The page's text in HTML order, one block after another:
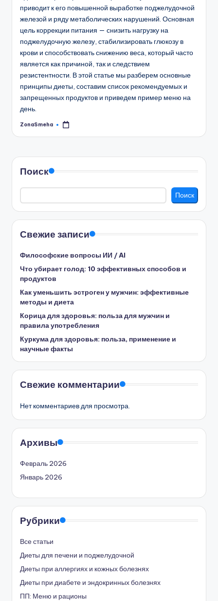
приводит к его повышенной выработке поджелудочной
железой и ряду метаболических нарушений. Основная
цель коррекции питания — снизить нагрузку на
поджелудочную железу, стабилизировать глюкозу в
крови и способствовать снижению веса, который часто
является как причиной, так и следствием
резистентности. В этой статье мы разберем основные
принципы диеты, составим список рекомендуемых и
запрещенных продуктов и приведем пример меню на
день.
Запись
ZonaSmeha
Поиск
Поиск
Свежие записи
Философские вопросы ИИ / AI
Что убирает голод: 10 эффективных способов и
продуктов
Как уменьшить эстроген у мужчин: эффективные
методы и диета
Корица для здоровья: польза для мужчин и
правила употребления
Куркума для здоровья: польза, применение и
научные факты
Свежие комментарии
Нет комментариев для просмотра.
Архивы
Февраль 2026
Январь 2026
Рубрики
Все статьи
Диеты для печени и поджелудочной
Диеты при аллергиях и кожных болезнях
Диеты при диабете и эндокринных болезнях
ПП: Меню и рационы